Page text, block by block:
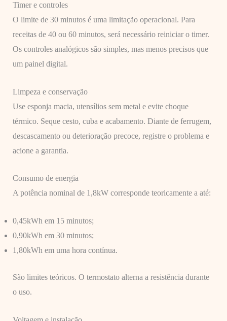
Timer e controles
O limite de 30 minutos é uma limitação operacional. Para
receitas de 40 ou 60 minutos, será necessário reiniciar o timer.
Os controles analógicos são simples, mas menos precisos que
um painel digital.
Limpeza e conservação
Use esponja macia, utensílios sem metal e evite choque
térmico. Seque cesto, cuba e acabamento. Diante de ferrugem,
descascamento ou deterioração precoce, registre o problema e
acione a garantia.
Consumo de energia
A potência nominal de 1,8kW corresponde teoricamente a até:
0,45kWh em 15 minutos;
0,90kWh em 30 minutos;
1,80kWh em uma hora contínua.
São limites teóricos. O termostato alterna a resistência durante
o uso.